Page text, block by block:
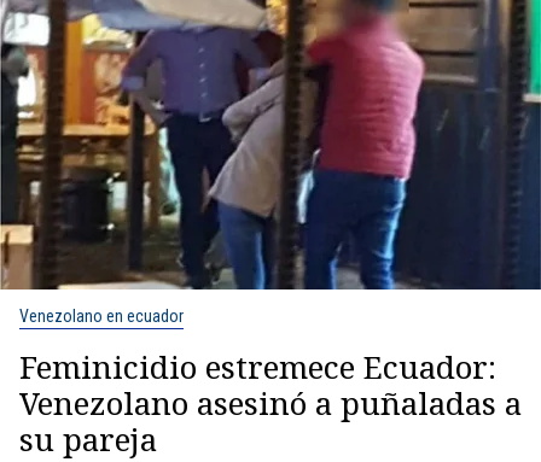
Venezolano en ecuador
Feminicidio estremece Ecuador:
Venezolano asesinó a puñaladas a
su pareja